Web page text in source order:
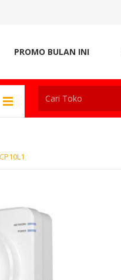
PROMO BULAN INI